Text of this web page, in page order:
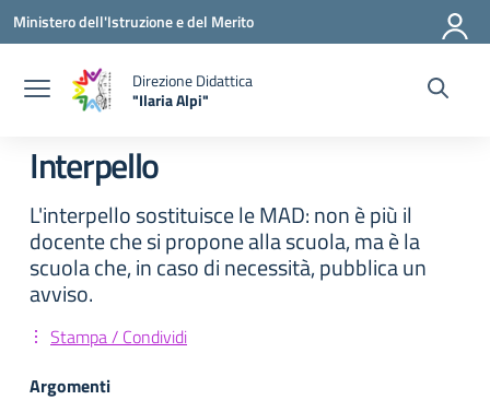
Vai ai contenuti
Vai al menu di navigazione
Vai al footer
Ministero dell'Istruzione e del Merito
Direzione Didattica
"Ilaria Alpi"
Interpello
L'interpello sostituisce le MAD: non è più il
docente che si propone alla scuola, ma è la
scuola che, in caso di necessità, pubblica un
avviso.
Stampa / Condividi
Argomenti